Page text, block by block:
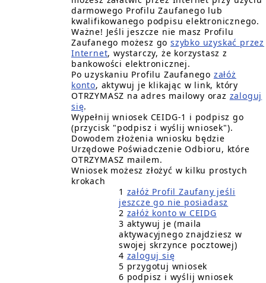
darmowego Profilu Zaufanego lub
kwalifikowanego podpisu elektronicznego.
Ważne! Jeśli jeszcze nie masz Profilu
Zaufanego możesz goszybko uzyskać przez
Internet, wystarczy, że korzystasz z
bankowości elektronicznej.
Po uzyskaniu Profilu Zaufanego załóż
konto, aktywuj je klikając w link, który
OTRZYMASZ na adres mailowy oraz zaloguj
się.
Wypełnij wniosek CEIDG-1 i podpisz go
(przycisk "podpisz i wyślij wniosek").
Dowodem złożenia wniosku będzie
Urzędowe Poświadczenie Odbioru, które
OTRZYMASZ mailem.
Wniosek możesz złożyć w kilku prostych
krokach
1 załóż Profil Zaufany jeśli
jeszcze go nie posiadasz
2 załóż konto w CEIDG
3 aktywuj je (maila
aktywacyjnego znajdziesz w
swojej skrzynce pocztowej)
4 zaloguj się
5 przygotuj wniosek
6 podpisz i wyślij wniosek